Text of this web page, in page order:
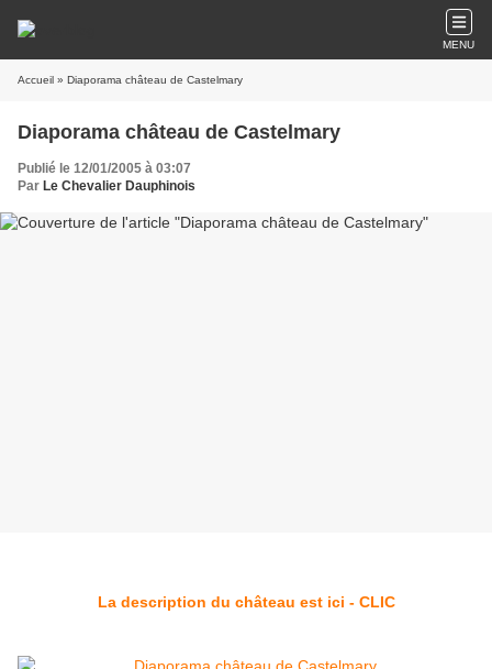
MENU
Accueil » Diaporama château de Castelmary
Diaporama château de Castelmary
Publié le 12/01/2005 à 03:07
Par Le Chevalier Dauphinois
La description du château est ici - CLIC